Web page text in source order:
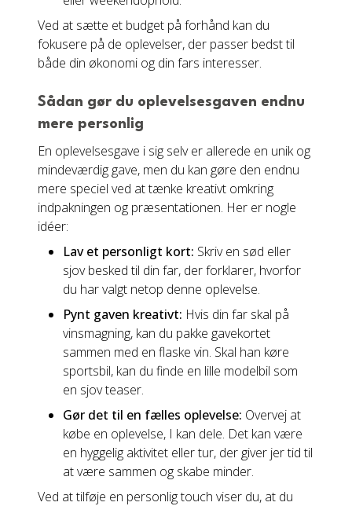
Ved at sætte et budget på forhånd kan du
fokusere på de oplevelser, der passer bedst til
både din økonomi og din fars interesser.
Sådan gør du oplevelsesgaven endnu
mere personlig
En oplevelsesgave i sig selv er allerede en unik og
mindeværdig gave, men du kan gøre den endnu
mere speciel ved at tænke kreativt omkring
indpakningen og præsentationen. Her er nogle
idéer:
Lav et personligt kort: Skriv en sød eller
sjov besked til din far, der forklarer, hvorfor
du har valgt netop denne oplevelse.
Pynt gaven kreativt: Hvis din far skal på
vinsmagning, kan du pakke gavekortet
sammen med en flaske vin. Skal han køre
sportsbil, kan du finde en lille modelbil som
en sjov teaser.
Gør det til en fælles oplevelse: Overvej at
købe en oplevelse, I kan dele. Det kan være
en hyggelig aktivitet eller tur, der giver jer tid til
at være sammen og skabe minder.
Ved at tilføje en personlig touch viser du, at du